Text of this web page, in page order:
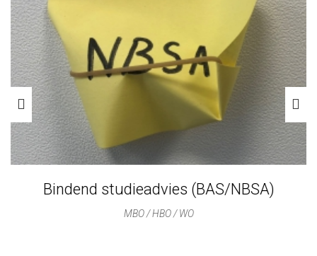
Bindend studieadvies (BAS/NBSA)
MBO / HBO / WO